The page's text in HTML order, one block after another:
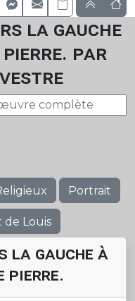
la gauche
pierre. par
Portrait
de Louis
la gauche à
pierre.